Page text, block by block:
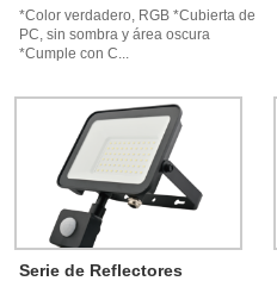
*Color verdadero, RGB *Cubierta de
PC, sin sombra y área oscura
*Cumple con C...
Serie de Reflectores